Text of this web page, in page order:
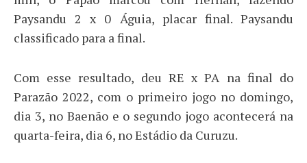
Paysandu 2 x 0 Águia, placar final. Paysandu
classificado para a final.
Com esse resultado, deu RE x PA na final do
Parazão 2022, com o primeiro jogo no domingo,
dia 3, no Baenão e o segundo jogo acontecerá na
quarta-feira, dia 6, no Estádio da Curuzu.